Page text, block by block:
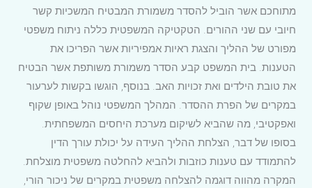
מתוחכם אשר הוביל להסדר משמורת המבטיח המשכיות קשר
חיובי עם שני ההורים. הטקטיקה המשפטית כללה ניתוח משפטי
מפורט של ההליך והצגת ראיות אמפיריות אשר הפריכו את
הטענות. בית המשפט קבע הסדר משמורת משותפת אשר הבטיח
את טובת הילדים ואת זכויות האב. בנוסף, הוגשו בקשות לערעור
במקרים של הפרת ההסדר. המהלך המשפטי נוהל באופן שקוף
ואפקטיבי, מה שהביא לשיקום מערכת היחסים המשפחתית.
בסופו של דבר, הצלחת ההליך העידה על יכולת עורך הדין
להתמודד עם טענות כוזבות ולהביא להחלטה משפטית מוצלחת.
המקרה מהווה דוגמה להצלחה משפטית במקרים של ניכור הורי,